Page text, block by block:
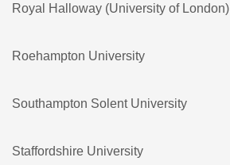
Royal Halloway (University of London)
Roehampton University
Southampton Solent University
Staffordshire University